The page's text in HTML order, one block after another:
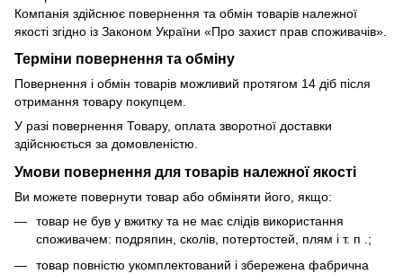
Компанія здійснює повернення та обмін товарів належної
якості згідно із Законом України «Про захист прав споживачів».
Терміни повернення та обміну
Повернення і обмін товарів можливий протягом 14 діб після
отримання товару покупцем.
У разі повернення Товару, оплата зворотної доставки
здійснюється за домовленістю.
Умови повернення для товарів належної якості
Ви можете повернути товар або обміняти його, якщо:
товар не був у вжитку та не має слідів використання
споживачем: подряпин, сколів, потертостей, плям і т. п .;
товар повністю укомплектований і збережена фабрична